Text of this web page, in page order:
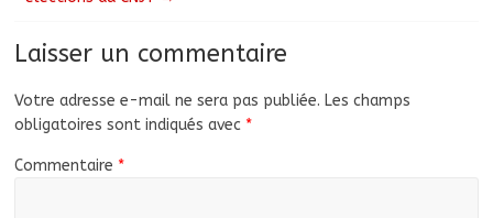
Laisser un commentaire
Votre adresse e-mail ne sera pas publiée. Les champs
obligatoires sont indiqués avec *
Commentaire *